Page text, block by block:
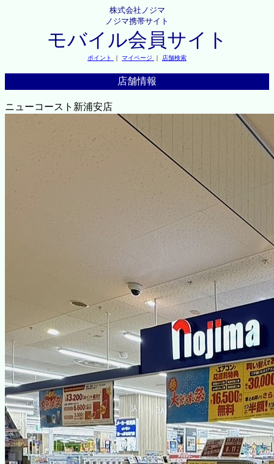
株式会社ノジマ
ノジマ携帯サイト
モバイル会員サイト
ポイント ｜ マイページ ｜ 店舗検索
店舗情報
ニューコースト新浦安店